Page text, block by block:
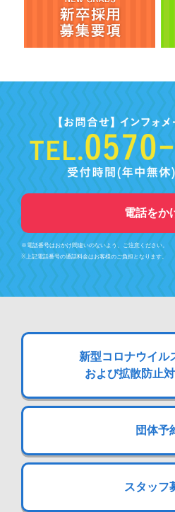
電話をか
※電話番号はおかけ間違いのないよう、ご注意ください。
※上記電話番号の通話料金はお客様のご負担となります。
新型コロナウイル
および拡散防止
団体予
スタッフ